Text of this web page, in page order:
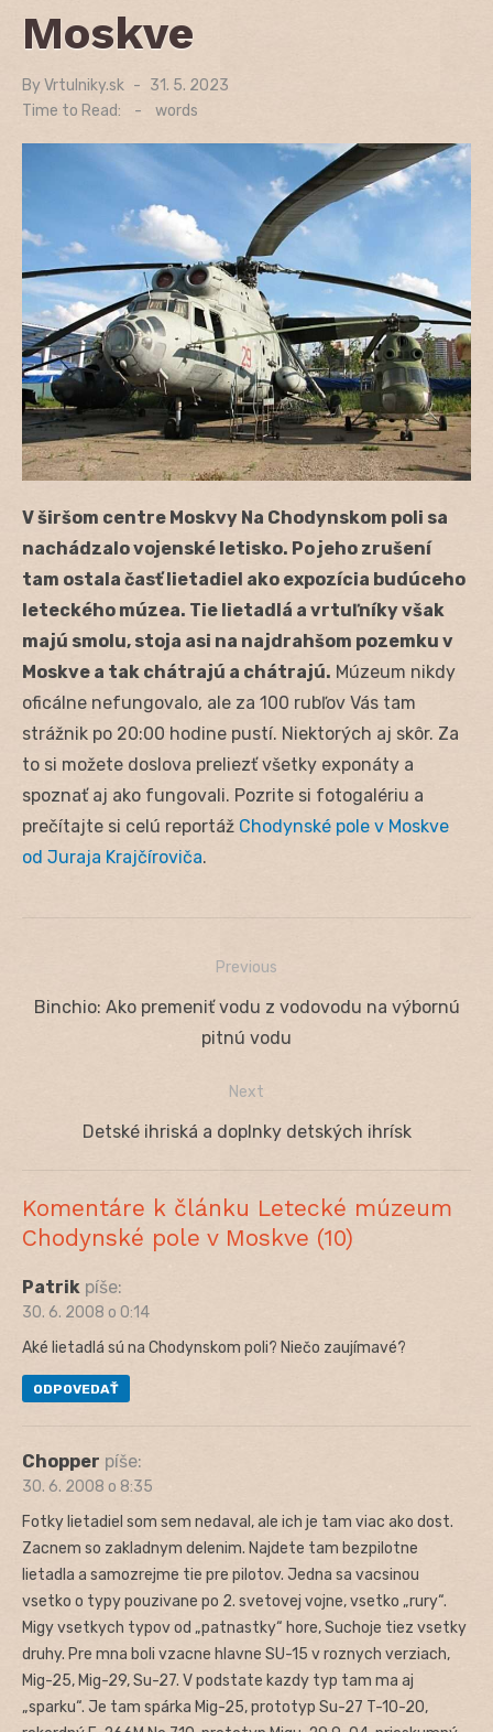
Moskve
ByVrtulniky.sk
Posted
on
31. 5. 2023
Time to Read:
- words
V širšom centre Moskvy Na Chodynskom poli sa
nachádzalo vojenské letisko. Po jeho zrušení
tam ostala časť lietadiel ako expozícia budúceho
leteckého múzea. Tie lietadlá a vrtuľníky však
majú smolu, stoja asi na najdrahšom pozemku v
Moskve a tak chátrajú a chátrajú. Múzeum nikdy
oficálne nefungovalo, ale za 100 rubľov Vás tam
strážnik po 20:00 hodine pustí. Niektorých aj skôr. Za
to si možete doslova preliezť všetky exponáty a
spoznať aj ako fungovali. Pozrite si fotogalériu a
prečítajte si celú reportáž Chodynské pole v Moskve
od Juraja Krajčíroviča.
Navigácia
Previous
Previous
Binchio: Ako premeniť vodu z vodovodu na výbornú
pitnú vodu
Next
Next
Detské ihriská a doplnky detských ihrísk
Komentáre k článku Letecké múzeum
Chodynské pole v Moskve (10)
Patrik píše:
30. 6. 2008 o 0:14
Aké lietadlá sú na Chodynskom poli? Niečo zaujímavé?
ODPOVEDAŤ
Chopper píše:
30. 6. 2008 o 8:35
Fotky lietadiel som sem nedaval, ale ich je tam viac ako dost.
Zacnem so zakladnym delenim. Najdete tam bezpilotne
lietadla a samozrejme tie pre pilotov. Jedna sa vacsinou
vsetko o typy pouzivane po 2. svetovej vojne, vsetko „rury“.
Migy vsetkych typov od „patnastky“ hore, Suchoje tiez vsetky
druhy. Pre mna boli vzacne hlavne SU-15 v roznych verziach,
Mig-25, Mig-29, Su-27. V podstate kazdy typ tam ma aj
„sparku“. Je tam spárka Mig-25, prototyp Su-27 T-10-20,